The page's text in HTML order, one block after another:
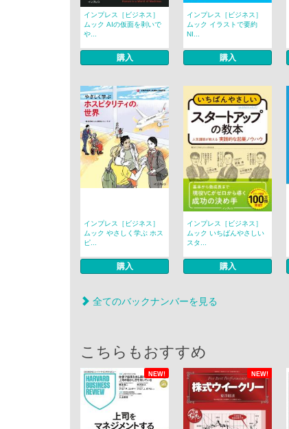
インプレス［ビジネス］
ムック AIの仮面を剥いで
や...
購入
インプレス［ビジネス］
ムック イラストで要約
NI...
購入
インプレス［ビジネス］
ムック やさしく学ぶ ホス
ピ...
購入
インプレス［ビジネス］
ムック いちばんやさしい
スタ...
購入
全てのバックナンバーを見る
こちらもおすすめ
NEW! NEW!